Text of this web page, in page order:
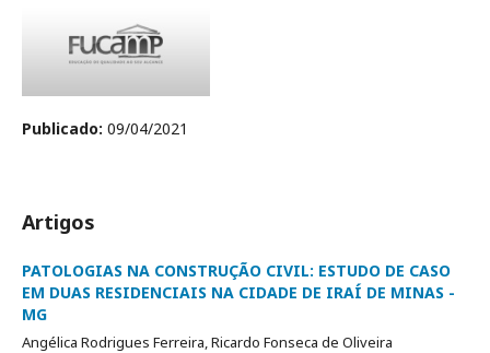
Publicado: 09/04/2021
Artigos
PATOLOGIAS NA CONSTRUÇÃO CIVIL: ESTUDO DE CASO
EM DUAS RESIDENCIAIS NA CIDADE DE IRAÍ DE MINAS -
MG
Angélica Rodrigues Ferreira, Ricardo Fonseca de Oliveira